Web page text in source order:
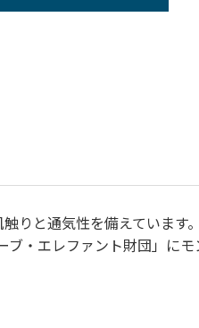
りと通気性を備えています
ブ・エレファント財団」にモ